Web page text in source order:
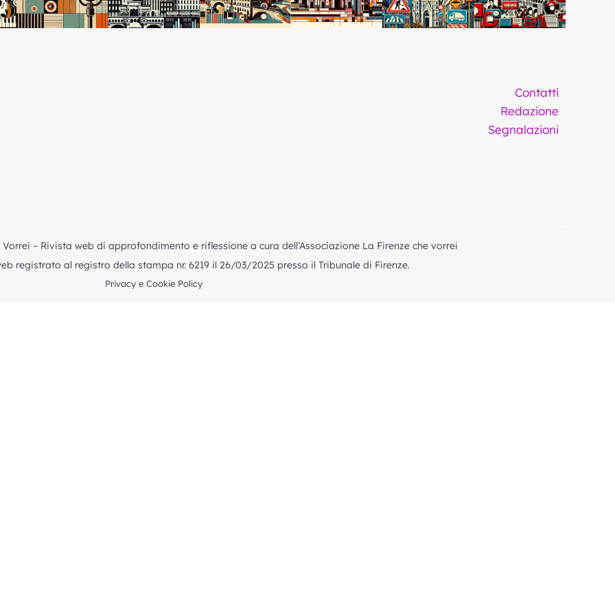
Contatti
Redazione
Segnalazioni
– Rivista web di approfondimento e riflessione a cura dell’Associazione La Firenze che vorrei
registrato al registro della stampa nr. 6219 il 26/03/2025 presso il Tribunale di Firenze.
Privacy e Cookie Policy